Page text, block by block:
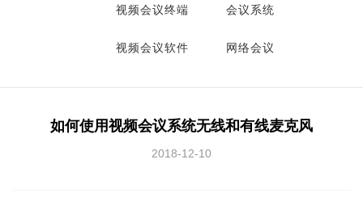
视频会议终端 会议系统
视频会议软件 网络会议
如何使用视频会议系统无线和有线麦克风
2018-12-10